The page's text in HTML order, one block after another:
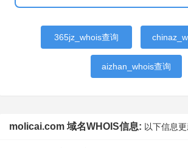
365jz_whois查询
aizhan_whois查询
molicai.com 域名WHOIS信息: 以下信息更